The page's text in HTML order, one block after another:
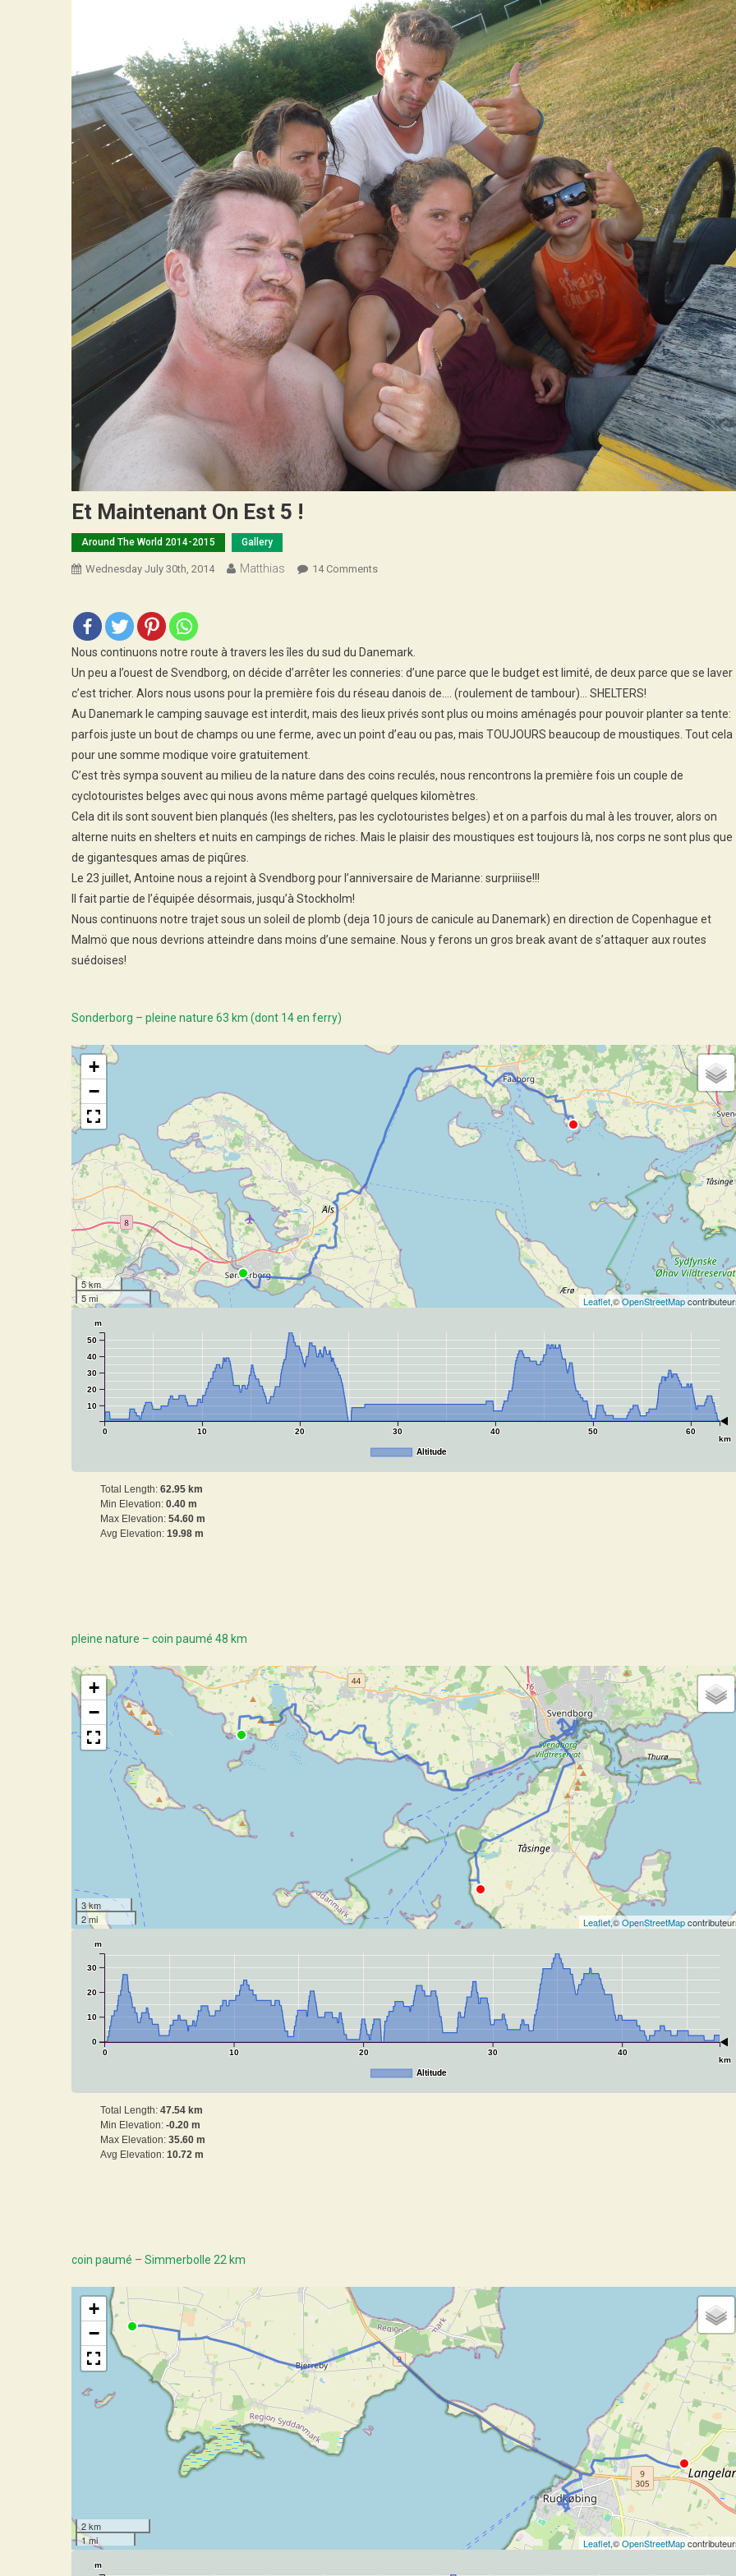
Et Maintenant On Est 5 !
Around The World 2014-2015 Gallery
Wednesday July 30th, 2014 Matthias 14 CommentsOn
Nous continuons notre route à travers les îles du sud du Danemark.
Un peu a l’ouest de Svendborg, on décide d’arrêter les conneries: d’une parce que le budget est limité, de deux parce que se laver
c’est tricher. Alors nous usons pour la première fois du réseau danois de…. (roulement de tambour)… SHELTERS!
Au Danemark le camping sauvage est interdit, mais des lieux privés sont plus ou moins aménagés pour pouvoir planter sa tente:
parfois juste un bout de champs ou une ferme, avec un point d’eau ou pas, mais TOUJOURS beaucoup de moustiques. Tout cela
pour une somme modique voire gratuitement.
C’est très sympa souvent au milieu de la nature dans des coins reculés, nous rencontrons la première fois un couple de
cyclotouristes belges avec qui nous avons même partagé quelques kilomètres.
Cela dit ils sont souvent bien planqués (les shelters, pas les cyclotouristes belges) et on a parfois du mal à les trouver, alors on
alterne nuits en shelters et nuits en campings de riches. Mais le plaisir des moustiques est toujours là, nos corps ne sont plus que
de gigantesques amas de piqûres.
Le 23 juillet, Antoine nous a rejoint à Svendborg pour l’anniversaire de Marianne: surpriiise!!!
Il fait partie de l’équipée désormais, jusqu’à Stockholm!
Nous continuons notre trajet sous un soleil de plomb (deja 10 jours de canicule au Danemark) en direction de Copenhague et
Malmö que nous devrions atteindre dans moins d’une semaine. Nous y ferons un gros break avant de s’attaquer aux routes
suédoises!
Sonderborg – pleine nature 63 km (dont 14 en ferry)
+
−
5 km
5 mi
Leaflet,©OpenStreetMap
0 10 20 30 40 50 60
km
10
20
30
40
50
m
Altitude
Total Length: 62.95 km
Min Elevation: 0.40 m
Max Elevation: 54.60 m
Avg Elevation: 19.98 m
pleine nature – coin paumé 48 km
+
−
3 km
2 mi
Leaflet,©OpenStreetMap
0 10 20 30 40
km
0
10
20
30
m
Altitude
Total Length: 47.54 km
Min Elevation: -0.20 m
Max Elevation: 35.60 m
Avg Elevation: 10.72 m
coin paumé – Simmerbolle 22 km
+
−
2 km
1 mi
Leaflet,©OpenStreetMap
m